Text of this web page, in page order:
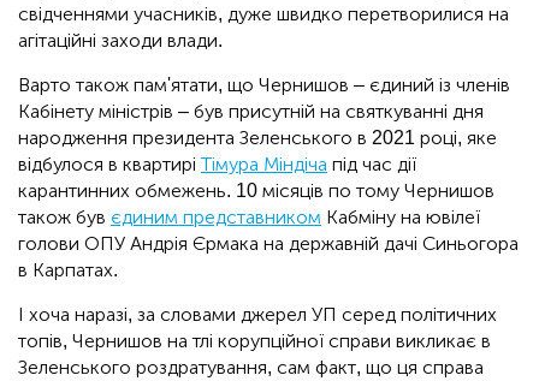
свідченнями учасників, дуже швидко перетворилися на
агітаційні заходи влади.
Варто також пам'ятати, що Чернишов – єдиний із членів
Кабінету міністрів – був присутній на святкуванні дня
народження президента Зеленського в 2021 році, яке
відбулося в квартиріТімура Міндіча під час дії
карантинних обмежень. 10 місяців по тому Чернишов
також був єдиним представником Кабміну на ювілеї
голови ОПУ Андрія Єрмака на державній дачі Синьогора
в Карпатах.
І хоча наразі, за словами джерел УП серед політичних
топів, Чернишов на тлі корупційної справи викликає в
Зеленського роздратування, сам факт, що ця справа